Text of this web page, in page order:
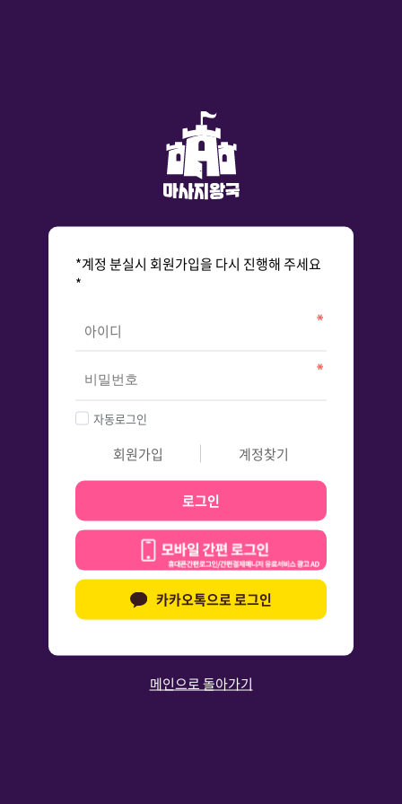
*계정 분실시 회원가입을 다시 진행해 주세요
*
자동로그인
회원가입 계정찾기
로그인
카카오톡으로 로그인
메인으로 돌아가기